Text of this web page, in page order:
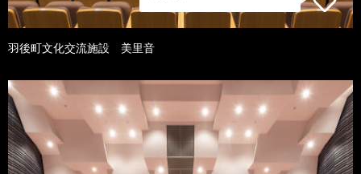
羽後町文化交流施設 美里音